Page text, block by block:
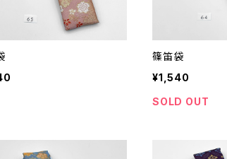
篠笛袋
¥1,540
SOLD OUT